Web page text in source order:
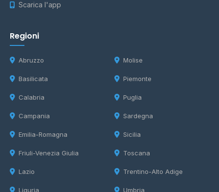
Scarica l'app
Regioni
Abruzzo
Basilicata
Calabria
Campania
Emilia-Romagna
Friuli-Venezia Giulia
Lazio
Liguria
Molise
Piemonte
Puglia
Sardegna
Sicilia
Toscana
Trentino-Alto Adige
Umbria